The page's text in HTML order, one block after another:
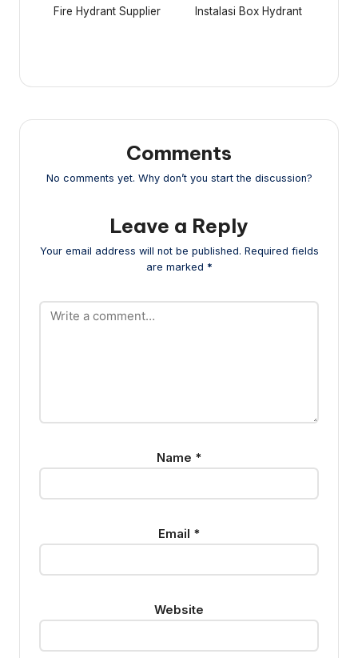
navigation
Fire Hydrant Supplier Instalasi Box Hydrant
Comments
No comments yet. Why don’t you start the discussion?
Leave a Reply
Your email address will not be published. Required fields
are marked *
Name *
Email *
Website